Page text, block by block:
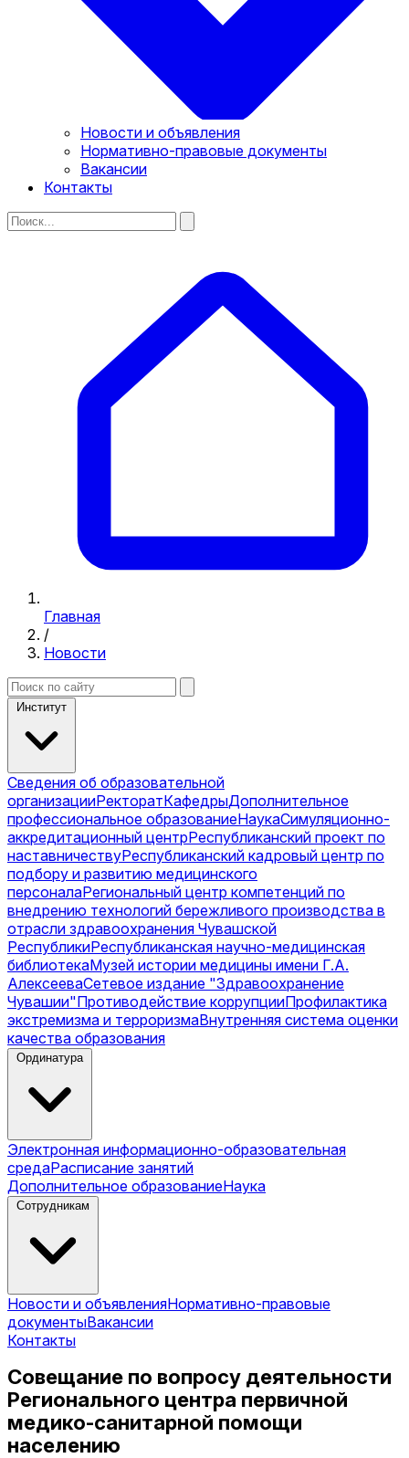
Новости и объявления
Нормативно-правовые документы
Вакансии
Контакты
Главная
/
Новости
Институт
Сведения об образовательной
организацииРекторатКафедрыДополнительное
профессиональное образованиеНаукаСимуляционно-
аккредитационный центрРеспубликанский проект по
наставничествуРеспубликанский кадровый центр по
подбору и развитию медицинского
персоналаРегиональный центр компетенций по
внедрению технологий бережливого производства в
отрасли здравоохранения Чувашской
РеспубликиРеспубликанская научно-медицинская
библиотекаМузей истории медицины имени Г.А.
АлексееваСетевое издание "Здравоохранение
Чувашии"Противодействие коррупцииПрофилактика
экстремизма и терроризмаВнутренняя система оценки
качества образования
Ординатура
Электронная информационно-образовательная
средаРасписание занятий
Дополнительное образованиеНаука
Сотрудникам
Новости и объявленияНормативно-правовые
документыВакансии
Контакты
Совещание по вопросу деятельности
Регионального центра первичной
медико-санитарной помощи
населению